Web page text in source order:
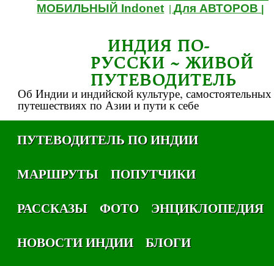
МОБИЛЬНЫЙ Indonet |Для АВТОРОВ
ИНДИЯ ПО-
РУССКИ ~ ЖИВОЙ
ПУТЕВОДИТЕЛЬ
Об Индии и индийской культуре, самостоятельных
путешествиях по Азии и пути к себе
ПУТЕВОДИТЕЛЬ ПО ИНДИИ
МАРШРУТЫ
ПОПУТЧИКИ
РАССКАЗЫ
ФОТО
ЭНЦИКЛОПЕДИЯ
НОВОСТИ ИНДИИ
БЛОГИ